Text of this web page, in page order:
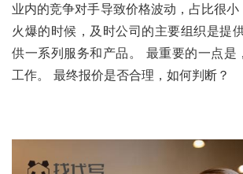
业内的竞争对手导致价格波动，占比很
火爆的时候，及时公司的主要组织是提
供一系列服务和产品。 最重要的一点是
工作。 最终报价是否合理，如何判断？